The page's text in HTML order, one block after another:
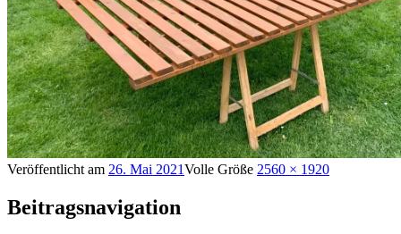
Veröffentlicht am 26. Mai 2021Volle Größe 2560 × 1920
Beitragsnavigation